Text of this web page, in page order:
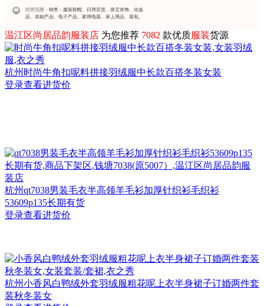
经营范围： 销售：服装鞋帽、日用百货、珠宝首饰、化妆
品、农副产品、电子产品、家用电器、床上用品、箱包。
温江区尚居品韵服装店 为您推荐 7082 款优质服装货源
杭州 时尚牛角扣呢料拼接羽绒服中长款百搭冬装女装
登录查看进货价
杭州qt7038男装毛衣半高领羊毛衫加厚针织衫毛织衫
53609p135长期有货
登录查看进货价
杭州小香风白鸭绒外套羽绒服粗花呢上衣半身裙子订婚两件套
装秋冬装女